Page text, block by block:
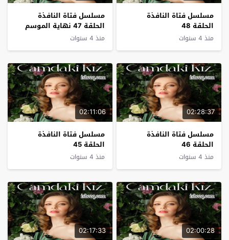
مسلسل فتاة النافذة
الحلقة 48
منذ 4 سنوات
مسلسل فتاة النافذة
الحلقة 47 نهاية الموسم
منذ 4 سنوات
02:28:37
مسلسل فتاة النافذة
الحلقة 46
منذ 4 سنوات
02:11:06
مسلسل فتاة النافذة
الحلقة 45
منذ 4 سنوات
02:00:28
02:17:33